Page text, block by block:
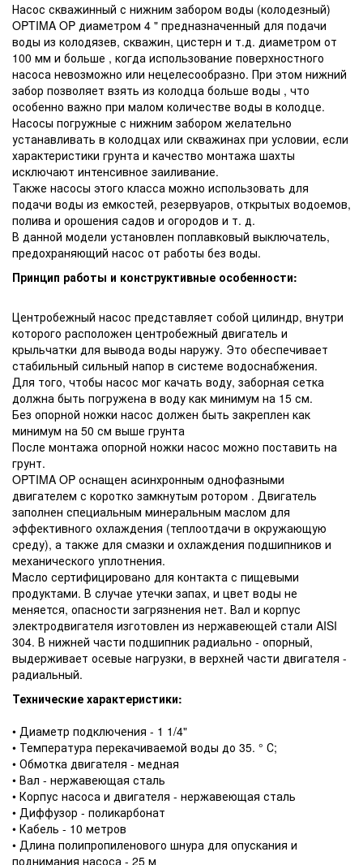
Насос скважинный с нижним забором воды (колодезный)
OPTIMA OP диаметром 4 " предназначенный для подачи
воды из колодязев, скважин, цистерн и т.д. диаметром от
100 мм и больше , когда использование поверхностного
насоса невозможно или нецелесообразно. При этом нижний
забор позволяет взять из колодца больше воды , что
особенно важно при малом количестве воды в колодце.
Насосы погружные с нижним забором желательно
устанавливать в колодцах или скважинах при условии, если
характеристики грунта и качество монтажа шахты
исключают интенсивное заиливание.
Также насосы этого класса можно использовать для
подачи воды из емкостей, резервуаров, открытых водоемов,
полива и орошения садов и огородов и т. д.
В данной модели установлен поплавковый выключатель,
предохраняющий насос от работы без воды.
Принцип работы и конструктивные особенности:
Центробежный насос представляет собой цилиндр, внутри
которого расположен центробежный двигатель и
крыльчатки для вывода воды наружу. Это обеспечивает
стабильный сильный напор в системе водоснабжения.
Для того, чтобы насос мог качать воду, заборная сетка
должна быть погружена в воду как минимум на 15 см.
Без опорной ножки насос должен быть закреплен как
минимум на 50 см выше грунта
После монтажа опорной ножки насос можно поставить на
грунт.
OPTIMA OP оснащен асинхронным однофазными
двигателем с коротко замкнутым ротором . Двигатель
заполнен специальным минеральным маслом для
эффективного охлаждения (теплоотдачи в окружающую
среду), а также для смазки и охлаждения подшипников и
механического уплотнения.
Масло сертифицировано для контакта с пищевыми
продуктами. В случае утечки запах, и цвет воды не
меняется, опасности загрязнения нет. Вал и корпус
электродвигателя изготовлен из нержавеющей стали AISI
304. В нижней части подшипник радиально - опорный,
выдерживает осевые нагрузки, в верхней части двигателя -
радиальный.
Технические характеристики:
• Диаметр подключения - 1 1/4"
• Температура перекачиваемой воды до 35. ° С;
• Обмотка двигателя - медная
• Вал - нержавеющая сталь
• Корпус насоса и двигателя - нержавеющая сталь
• Диффузор - поликарбонат
• Кабель - 10 метров
• Длина полипропиленового шнура для опускания и
поднимания насоса - 25 м